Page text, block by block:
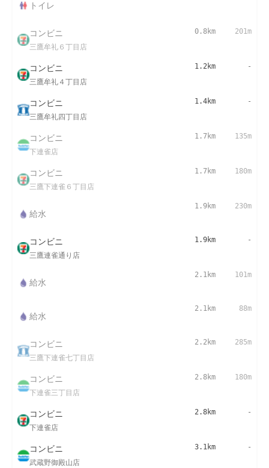
トイレ
コンビニ
三鷹牟礼６丁目店
0.8km 201m
コンビニ
三鷹牟礼４丁目店
1.2km -
コンビニ
三鷹牟礼四丁目店
1.4km -
コンビニ
下連雀店
1.7km 135m
コンビニ
三鷹下連雀６丁目店
1.7km 180m
給水
1.9km 230m
コンビニ
三鷹連雀通り店
1.9km -
給水
2.1km 101m
給水
2.1km 88m
コンビニ
三鷹下連雀七丁目店
2.2km 285m
コンビニ
下連雀三丁目店
2.8km 180m
コンビニ
下連雀店
2.8km -
コンビニ
武蔵野御殿山店
3.1km -